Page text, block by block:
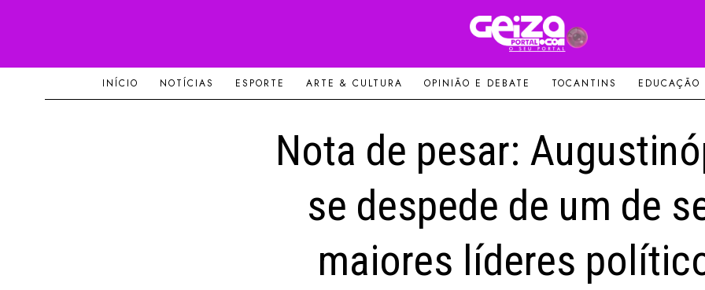
INÍCIO NOTÍCIAS ESPORTE ARTE & CULTURA OPINIÃO E DEBATE TOCANTINS EDUCAÇÃO
Nota de pesar:
se despede de um de
maiores líderes